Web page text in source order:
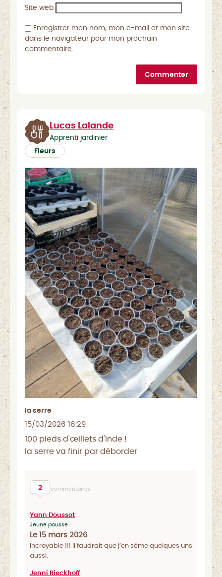
Site web
Enregistrer mon nom, mon e-mail et mon site
dans le navigateur pour mon prochain
commentaire.
Commenter
Lucas Lalande
Apprenti jardinier
Fleurs
la serre
15/03/2026 16:29
100 pieds d'œillets d'inde !
la serre va finir par déborder
2 commentaires
Yann Doussot
Jeune pousse
Le 15 mars 2026
Incroyable !!! Il faudrait que j’en sème quelques uns
aussi.
Jenni Rieckhoff